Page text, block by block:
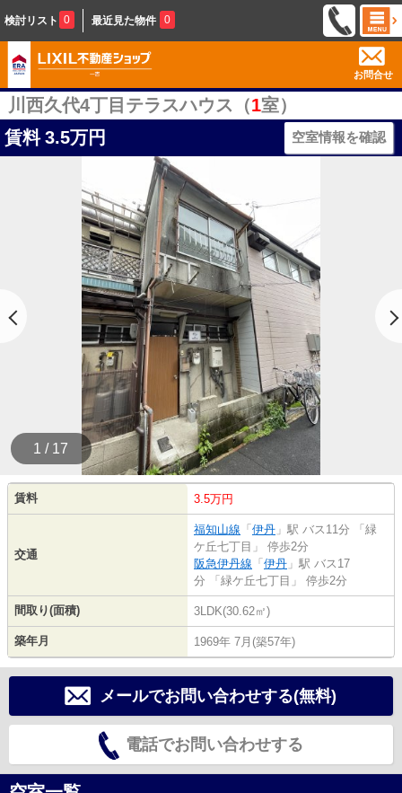
検討リスト 0 最近見た物件 0
お問合せ
川西久代4丁目テラスハウス（1室）
賃料 3.5万円 空室情報を確認
1 / 17
賃料 3.5万円
交通
福知山線 「 伊丹 」駅 バス11分 「緑
ケ丘七丁目」 停歩2分
阪急伊丹線 「 伊丹 」駅 バス17
分 「緑ケ丘七丁目」 停歩2分
間取り(面積) 3LDK(30.62㎡)
築年月 1969年 7月(築57年)
メールでお問い合わせする(無料)
電話でお問い合わせする